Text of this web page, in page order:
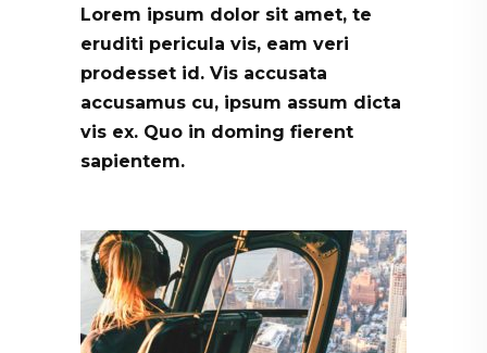
Lorem ipsum dolor sit amet, te
eruditi pericula vis, eam veri
prodesset id. Vis accusata
accusamus cu, ipsum assum dicta
vis ex. Quo in doming fierent
sapientem.